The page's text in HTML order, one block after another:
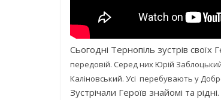
Сьогодні Тернопіль зустрів своїх
передовій. Серед нихЮрій
Каліновський. Усі перебувають у
Зустрічали Героїв знайомі та рідні.